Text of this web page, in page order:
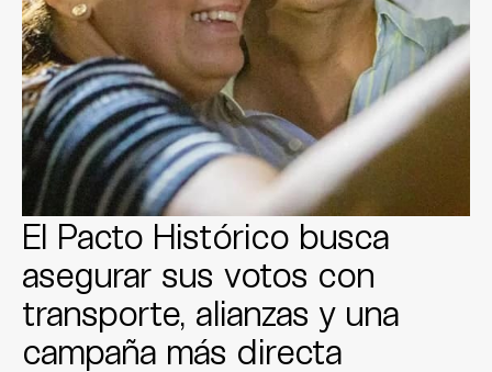
El Pacto Histórico busca
asegurar sus votos con
transporte, alianzas y una
campaña más directa